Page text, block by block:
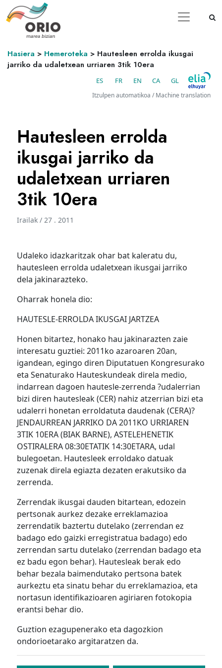
Hasiera > Hemeroteka > Hautesleen errolda ikusgai
jarriko da udaletxean urriaren 3tik 10era
ES FR EN CA GL
Itzulpen automatikoa / Machine translation
Hautesleen errolda
ikusgai jarriko da
udaletxean urriaren
3tik 10era
Irailak / 27 . 2011
Udaleko idazkaritzak ohar bat kaleratu du,
hautesleen errolda udaletxean ikusgai jarriko
dela jakinarazteko.
Oharrak honela dio:
HAUTESLE-ERROLDA IKUSGAI JARTZEA
Honen bitartez, honako hau jakinarazten zaie
interesatu guztiei: 2011ko azaroaren 20an,
igandean, egingo diren Diputatuen Kongresurako
eta Senaturako Hauteskundeak direla medio,
indarrean dagoen hautesle-zerrenda ?udalerrian
bizi diren hautesleak (CER) nahiz atzerrian bizi eta
udalerri honetan erroldatuta daudenak (CERA)?
JENDAURREAN JARRIKO DA 2011KO URRIAREN
3TIK 10ERA (BIAK BARNE), ASTELEHENETIK
OSTIRALERA 08:30ETATIK 14:30ETARA, udal
bulegoetan. Hautesleek erroldako datuak
zuzenak direla egiazta dezaten erakutsiko da
zerrenda.
Zerrendak ikusgai dauden bitartean, edozein
pertsonak aurkez dezake erreklamazioa
zerrendatik baztertu dutelako (zerrendan ez
badago edo gaizki erregistratua badago) edo
zerrendan sartu dutelako (zerrendan badago eta
ez badu egon behar). Hautesleak berak edo
behar bezala baimendutako pertsona batek
aurkeztu eta sinatu behar du erreklamazioa, eta
nortasun identifikazioaren agiriaren fotokopia
erantsi behar dio.
Guztion ezagupenerako eta dagozkion
ondorioetarako argitaratzen da.
Bidalketetan